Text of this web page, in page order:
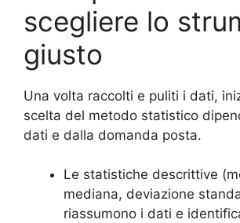
scegliere lo
giusto
Una volta raccolti e puliti i dati,
scelta del metodo statistico
dati e dalla domanda posta.
Le statistiche descrittive
mediana, deviazione
riassumono i dati e